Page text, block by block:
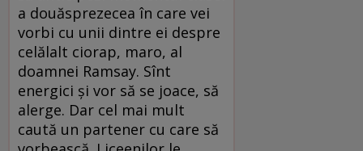
a douăsprezecea în care vei
vorbi cu unii dintre ei despre
celălalt ciorap, maro, al
doamnei Ramsay. Sînt
energici și vor să se joace, să
alerge. Dar cel mai mult
caută un partener cu care să